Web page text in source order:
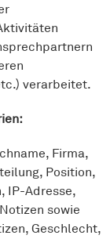
verarbeitet.
Firma,
Position,
IP-Adresse,
sowie
Geschlecht,